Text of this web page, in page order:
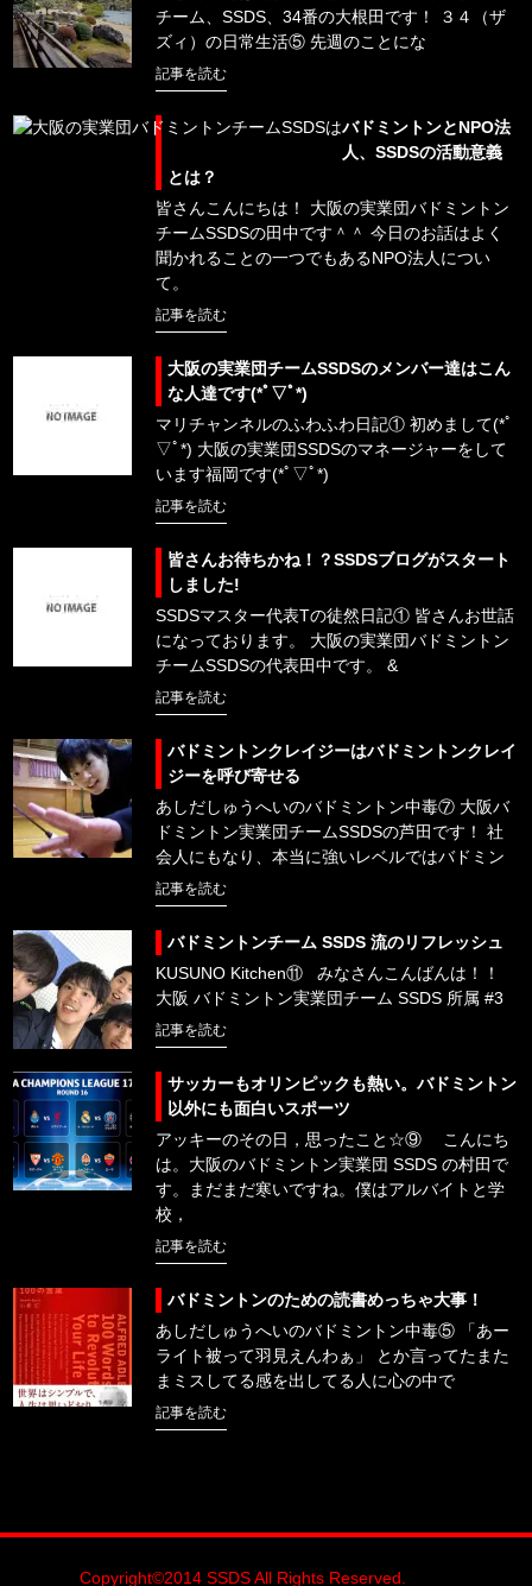
チーム、SSDS、34番の大根田です！ ３４（ザ
ズィ）の日常生活⑤ 先週のことにな
記事を読む
バドミントンとNPO法
人、SSDSの活動意義
とは？
皆さんこんにちは！ 大阪の実業団バドミントン
チームSSDSの田中です＾＾ 今日のお話はよく
聞かれることの一つでもあるNPO法人につい
て。
記事を読む
大阪の実業団チームSSDSのメンバー達はこん
な人達です(*ﾟ▽ﾟ*)
マリチャンネルのふわふわ日記① 初めまして(*ﾟ
▽ﾟ*) 大阪の実業団SSDSのマネージャーをして
います福岡です(*ﾟ▽ﾟ*)
記事を読む
皆さんお待ちかね！？SSDSブログがスタート
しました!
SSDSマスター代表Tの徒然日記① 皆さんお世話
になっております。 大阪の実業団バドミントン
チームSSDSの代表田中です。 &
記事を読む
バドミントンクレイジーはバドミントンクレイ
ジーを呼び寄せる
あしだしゅうへいのバドミントン中毒⑦ 大阪バ
ドミントン実業団チームSSDSの芦田です！ 社
会人にもなり、本当に強いレベルではバドミン
記事を読む
バドミントンチーム SSDS 流のリフレッシュ
KUSUNO Kitchen⑪ みなさんこんばんは！！
大阪 バドミントン実業団チーム SSDS 所属 #3
記事を読む
サッカーもオリンピックも熱い。バドミントン
以外にも面白いスポーツ
アッキーのその日，思ったこと☆⑨ こんにち
は。大阪のバドミントン実業団 SSDS の村田で
す。まだまだ寒いですね。僕はアルバイトと学
校，
記事を読む
バドミントンのための読書めっちゃ大事！
あしだしゅうへいのバドミントン中毒⑤ 「あー
ライト被って羽見えんわぁ」 とか言ってたまた
まミスしてる感を出してる人に心の中で
記事を読む
Copyright©2014 SSDS All Rights Reserved.